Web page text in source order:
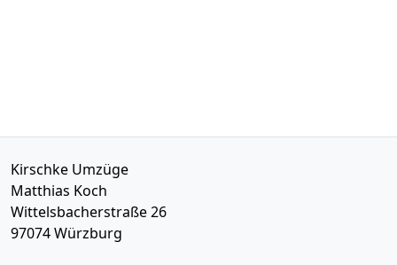
Kirschke Umzüge
Matthias Koch
Wittelsbacherstraße 26
97074Würzburg